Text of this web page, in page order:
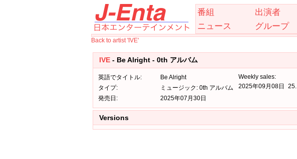
番組 出演者
ニュース
グループ
Back to artist 'IVE'
IVE - Be Alright - 0th アルバム
英語でタイトル:
Be Alright
タイプ:
ミュージック: 0th アルバム
発売日:
2025年07月30日
Weekly sales:
2025年09月08日
25.
Versions